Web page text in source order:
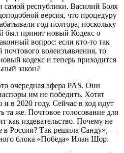
самой республики. Василий Боля
версия, что процедуру
год-полтора, поскольку
был принят новый Кодекс о
вопрос: если кто-то так
почтового волеизъявления, то
кодекс и теперь приходится
закон?
очередная афера PAS. Они
им не победить. Хотят
и в 2020 году. Сейчас в ход идут
та же. Почтовое голосование для
как издевательство. Почему не
в России? Так решила Санду», —
блока «Победа» Илан Шор.